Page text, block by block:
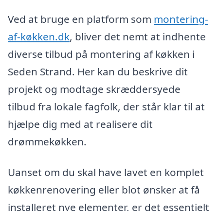
Ved at bruge en platform som montering-
af-køkken.dk, bliver det nemt at indhente
diverse tilbud på montering af køkken i
Seden Strand. Her kan du beskrive dit
projekt og modtage skræddersyede
tilbud fra lokale fagfolk, der står klar til at
hjælpe dig med at realisere dit
drømmekøkken.
Uanset om du skal have lavet en komplet
køkkenrenovering eller blot ønsker at få
installeret nye elementer, er det essentielt